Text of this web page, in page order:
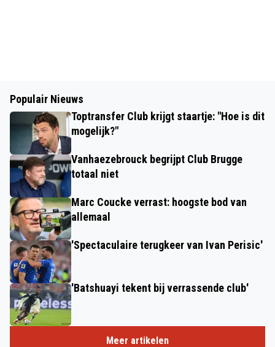
Populair Nieuws
Toptransfer Club krijgt staartje: "Hoe is dit
mogelijk?"
Vanhaezebrouck begrijpt Club Brugge
totaal niet
Marc Coucke verrast: hoogste bod van
allemaal
'Spectaculaire terugkeer van Ivan Perisic'
'Batshuayi tekent bij verrassende club'
Meer artikelen